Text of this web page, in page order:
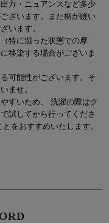
方・ニュアンスなど多少
ざいます。また柄が縫い
います。
特に湿った状態での摩
移染する場合がございま
可能性がございます。そ
ませ。
すいため、 洗濯の際はク
試してから行ってくださ
をおすすめいたします。